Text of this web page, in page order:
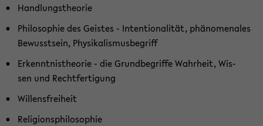
Hand­lungs­theo­rie
Phi­lo­so­phie des Geis­tes - In­ten­tio­na­li­tät, phä­no­me­na­les
Be­wusst­sein, Phy­si­ka­lis­mus­be­griff
Er­kennt­nis­theo­rie - die Grund­be­grif­fe Wahr­heit, Wis­
sen und Recht­fer­ti­gung
Wil­lens­frei­heit
Re­li­gi­ons­phi­lo­so­phie